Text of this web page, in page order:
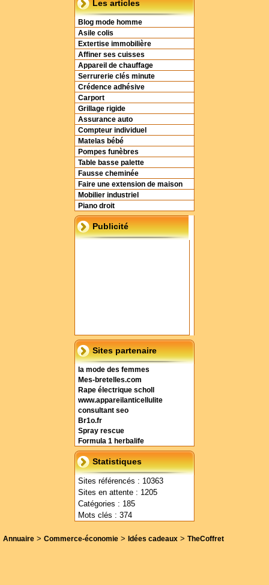
Les articles
Blog mode homme
Asile colis
Extertise immobilière
Affiner ses cuisses
Appareil de chauffage
Serrurerie clés minute
Crédence adhésive
Carport
Grillage rigide
Assurance auto
Compteur individuel
Matelas bébé
Pompes funèbres
Table basse palette
Fausse cheminée
Faire une extension de maison
Mobilier industriel
Piano droit
Publicité
Sites partenaire
la mode des femmes
Mes-bretelles.com
Rape électrique scholl
www.appareilanticellulite
consultant seo
Br1o.fr
Spray rescue
Formula 1 herbalife
Statistiques
Sites référencés : 10363
Sites en attente : 1205
Catégories : 185
Mots clés : 374
Annuaire > Commerce-économie > Idées cadeaux > TheCoffret